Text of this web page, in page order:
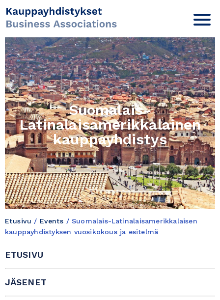
Suomalais-
Latinalaisamerikkalainen
kauppayhdistys
Etusivu / Events / Suomalais-Latinalaisamerikkalaisen
kauppayhdistyksen vuosikokous ja esitelmä
ETUSIVU
JÄSENET